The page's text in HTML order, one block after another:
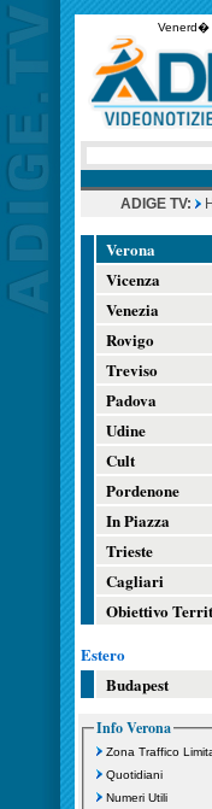
ADIGE TV:
Verona
Vicenza
Venezia
Rovigo
Treviso
Padova
Udine
Cult
Pordenone
In Piazza
Trieste
Cagliari
Obiettivo
Estero
Budapest
Info Verona
Zona Traffico
Quotidiani
Numeri Utili